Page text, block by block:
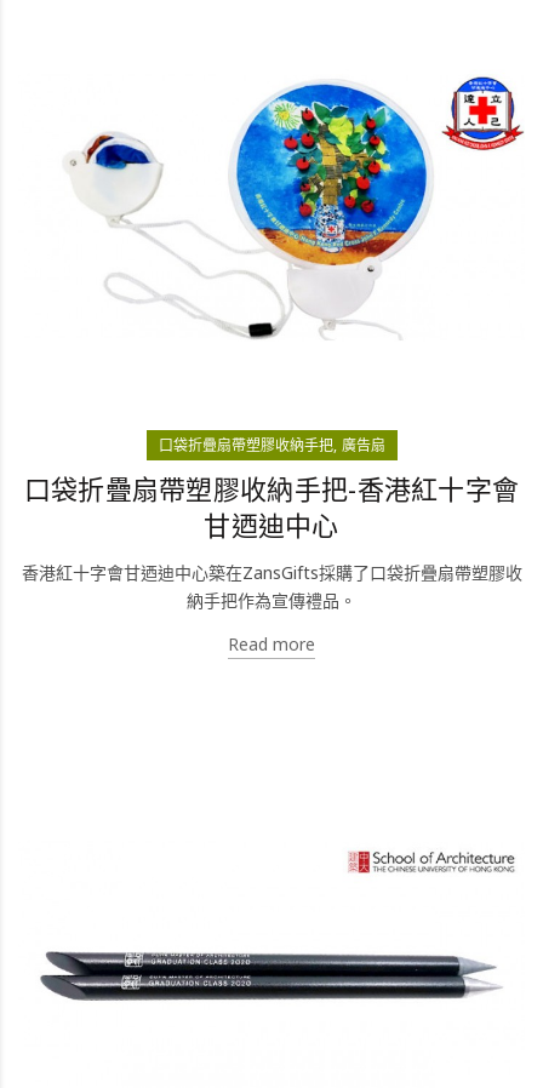
口袋折疊扇帶塑膠收納手把 廣告扇
口袋折疊扇帶塑膠收納手把-香港紅十字會
甘迺迪中心
香港紅十字會甘迺迪中心築在ZansGifts採購了口袋折疊扇帶塑膠收
納手把作為宣傳禮品。
Read more